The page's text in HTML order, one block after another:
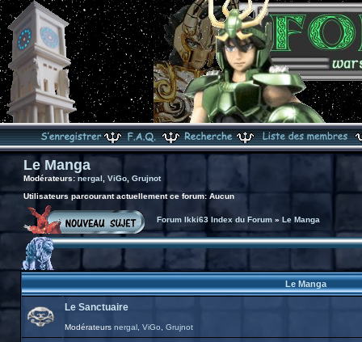
Le Manga
Modérateurs: nergal ViGo, Grujnot
Utilisateurs parcourant actuellement ce forum: Aucun
Forum Ikki63 Index du Forum» Le Manga
Le Manga
Le Sanctuaire
Modérateurs nergal, ViGo Grujnot